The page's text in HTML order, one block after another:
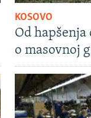
KOSOVO
Od hapšenja
o masovnoj